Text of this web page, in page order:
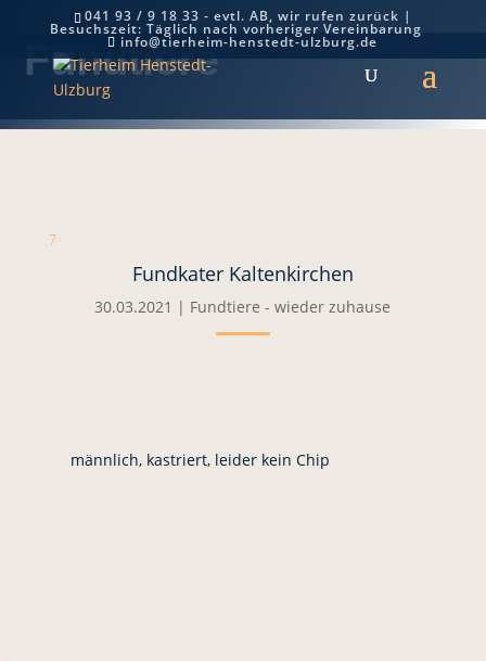
041 93 / 9 18 33 - evtl. AB, wir rufen zurück |
Besuchszeit: Täglich nach vorheriger Vereinbarung
info@tierheim-henstedt-ulzburg.de
Fundtiere
7
Fundkater Kaltenkirchen
30.03.2021 | Fundtiere - wieder zuhause
männlich, kastriert, leider kein Chip